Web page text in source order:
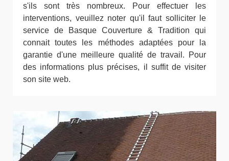
s'ils sont très nombreux. Pour effectuer les
interventions, veuillez noter qu'il faut solliciter le
service de Basque Couverture & Tradition qui
connait toutes les méthodes adaptées pour la
garantie d'une meilleure qualité de travail. Pour
des informations plus précises, il suffit de visiter
son site web.